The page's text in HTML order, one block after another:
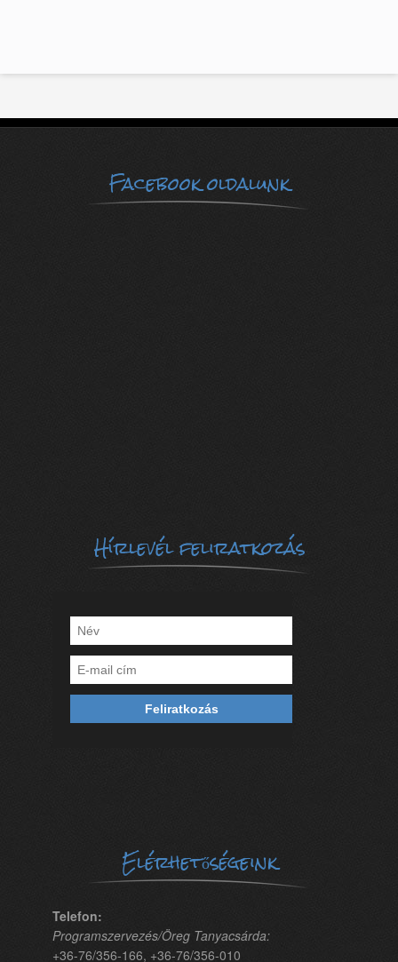
Facebook oldalunk
Hírlevél feliratkozás
Elérhetőségeink
Telefon:
Programszervezés/Öreg Tanyacsárda:
+36-76/356-166, +36-76/356-010